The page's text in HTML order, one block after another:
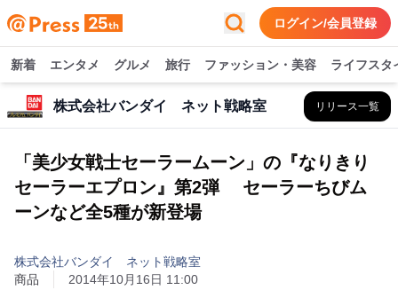
ログイン/会員登録
新着 エンタメ グルメ 旅行 ファッション・美容 ライフスタ
株式会社バンダイ ネット戦略室 リリース一覧
「美少女戦士セーラームーン」の『なりきり
セーラーエプロン』第2弾 セーラーちびム
ーンなど全5種が新登場
株式会社バンダイ ネット戦略室
商品
2014年10月16日 11:00